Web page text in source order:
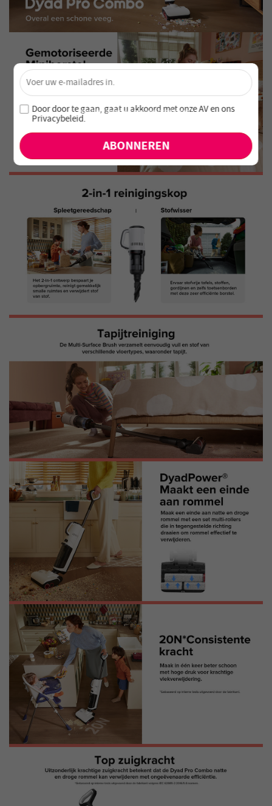
Ontgrendel 4% Korting – Schrijf je nu in!
Word lid van onze nieuwsbrief en mis nooit speciale
aanbiedingen en nieuwe producten!
×
Door door te gaan, gaat u akkoord met onzeAV enons
Privacybeleid.